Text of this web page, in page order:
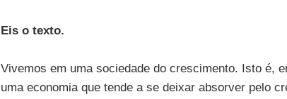
Eis o texto.
Vivemos em uma sociedade do crescimento. Isto é,
uma economia que tende a se deixar absorver pelo